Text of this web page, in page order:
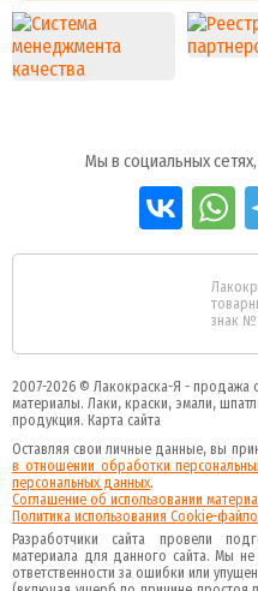
Мы в социальных
знак
2007-2026 © Лакокраска-Я - продажа
материалы. Лаки, краски, эмали,
продукция. Карта сайта
Оставляя свои личные данные, вы
в отношении обработки
персональных данных.
Соглашение об использовании
Политика использования Cookie-
Разработчики сайта провели
материала для данного сайта. Мы не
ответственности за ошибки или